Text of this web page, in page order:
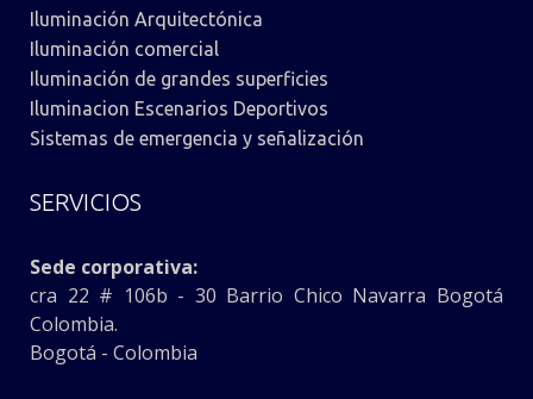
Iluminación Arquitectónica
Iluminación comercial
Iluminación de grandes superficies
Iluminacion Escenarios Deportivos
Sistemas de emergencia y señalización
SERVICIOS
Sede corporativa:
cra 22 # 106b - 30 Barrio Chico Navarra Bogotá
Colombia.
Bogotá - Colombia